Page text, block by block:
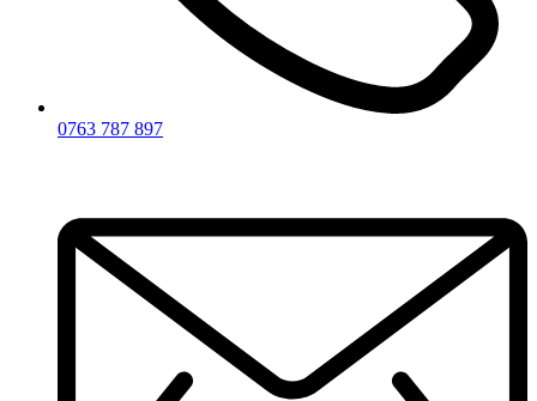
0763 787 897